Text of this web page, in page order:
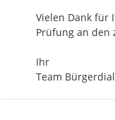
Vielen Dank für
Prüfung an den
Ihr
Team